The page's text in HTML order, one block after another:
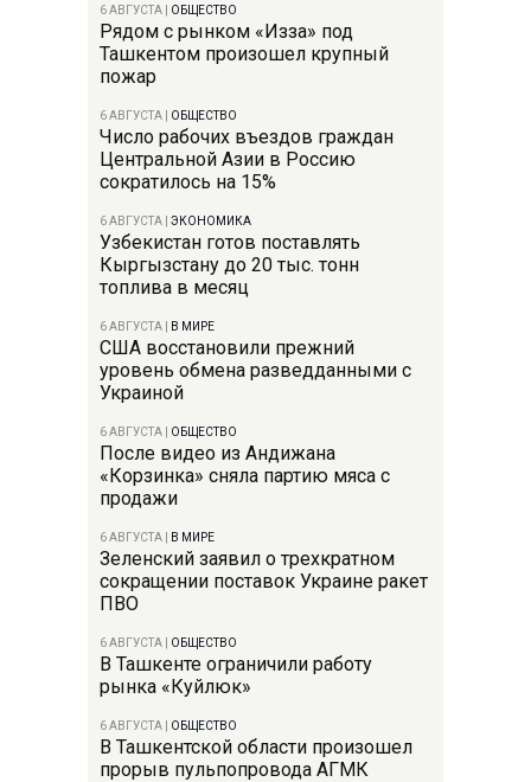
6 АВГУСТА ОБЩЕСТВО
Рядом с рынком «Изза» под
Ташкентом произошел крупный
пожар
6 АВГУСТА ОБЩЕСТВО
Число рабочих въездов граждан
Центральной Азии в Россию
сократилось на 15%
6 АВГУСТА ЭКОНОМИКА
Узбекистан готов поставлять
Кыргызстану до 20 тыс. тонн
топлива в месяц
6 АВГУСТА В МИРЕ
США восстановили прежний
уровень обмена разведданными с
Украиной
6 АВГУСТА ОБЩЕСТВО
После видео из Андижана
«Корзинка» сняла партию мяса с
продажи
6 АВГУСТА В МИРЕ
Зеленский заявил о трехкратном
сокращении поставок Украине ракет
ПВО
6 АВГУСТА ОБЩЕСТВО
В Ташкенте ограничили работу
рынка «Куйлюк»
6 АВГУСТА ОБЩЕСТВО
В Ташкентской области произошел
прорыв пульпопровода АГМК